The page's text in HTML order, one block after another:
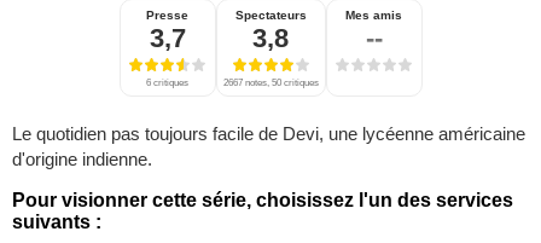
Presse
3,7
6 critiques
Spectateurs
3,8
2667 notes, 50 critiques
Mes amis
--
Le quotidien pas toujours facile de Devi, une lycéenne américaine
d'origine indienne.
Pour visionner cette série, choisissez l'un des services
suivants :